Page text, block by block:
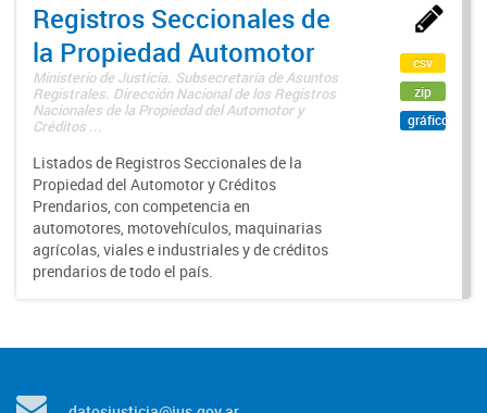
Registros Seccionales de
la Propiedad Automotor
Ministerio de Justicia. Subsecretaría de Asuntos
Registrales. Dirección Nacional de los Registros
Nacionales de la Propiedad del Automotor y
Créditos ...
Listados de Registros Seccionales de la
Propiedad del Automotor y Créditos
Prendarios, con competencia en
automotores, motovehículos, maquinarias
agrícolas, viales e industriales y de créditos
prendarios de todo el país.
csv
zip
gráfico